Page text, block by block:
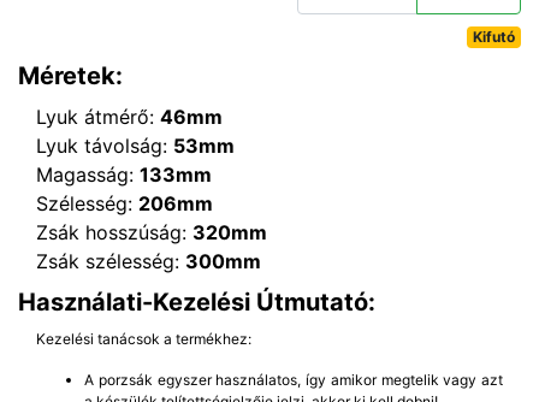
Kifutó
Méretek:
Lyuk átmérő: 46mm
Lyuk távolság: 53mm
Magasság: 133mm
Szélesség: 206mm
Zsák hosszúság: 320mm
Zsák szélesség: 300mm
Használati-Kezelési Útmutató:
Kezelési tanácsok a termékhez:
A porzsák egyszer használatos, így amikor megtelik vagy azt